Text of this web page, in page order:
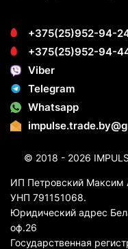
+375(25)952-94-
+375(25)952-94-
Viber
Telegram
Whatsapp
© 2018 - 2026
ИП Петровский Максим
УНП 791151068.
Юридический адрес
оф.26
Государственная